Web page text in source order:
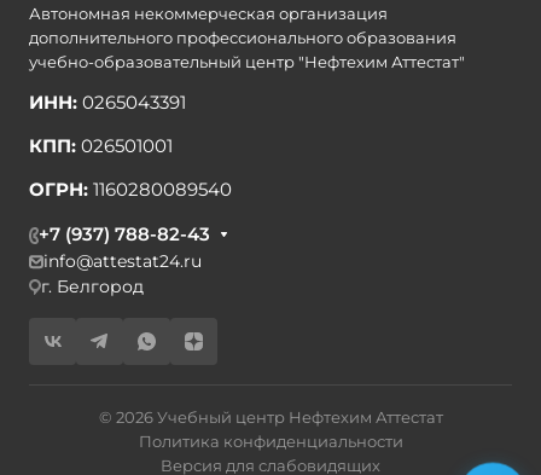
Автономная некоммерческая организация
дополнительного профессионального образования
учебно-образовательный центр "Нефтехим Аттестат"
ИНН: 0265043391
КПП: 026501001
ОГРН: 1160280089540
+7 (937) 788-82-43
info@attestat24.ru
г. Белгород
© 2026 Учебный центр Нефтехим Аттестат
Политика конфиденциальности
Версия для слабовидящих